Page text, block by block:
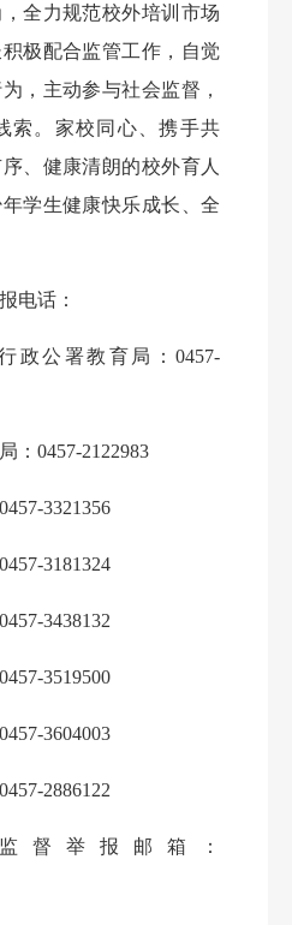
全力规范校外培训市场
极配合监管工作，自觉
，主动参与社会监督，
索。家校同心、携手共
、健康清朗的校外育人
学生健康快乐成长、全
电话：
政公署教育局： 0457-
： 0457-2122983
0457-3321356
0457-3181324
0457-3438132
0457-3519500
0457-3604003
0457-2886122
督举报邮箱：